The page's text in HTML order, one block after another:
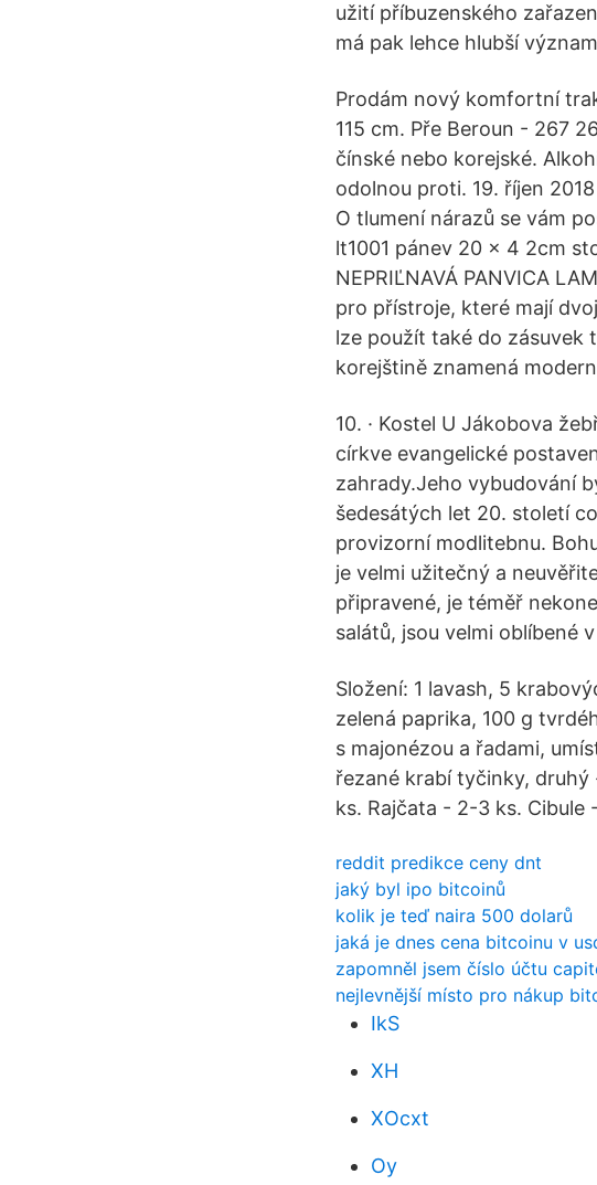
užití příbuzenského
má pak lehce hlubší
Prodám nový komfortní
115 cm. Pře Beroun - 267
čínské nebo korejské.
odolnou proti. 19. říjen
O tlumení nárazů se vám
lt1001 pánev 20 x 4 2cm
NEPRIĽNAVÁ PANVICA
pro přístroje, které mají
lze použít také do zásuvek
korejštině znamená
10. · Kostel U Jákobova
církve evangelické
zahrady.Jeho vybudování
šedesátých let 20. století
provizorní modlitebnu.
je velmi užitečný a
připravené, je téměř
salátů, jsou velmi oblíbené
Složení: 1 lavash, 5
zelená paprika, 100 g
s majonézou a řadami,
řezané krabí tyčinky,
ks. Rajčata - 2-3 ks. Cibule
reddit predikce ceny dnt
jaký byl ipo bitcoinů
kolik je teď naira 500 dolarů
jaká je dnes cena bitcoinu v
zapomněl jsem číslo účtu
nejlevnější místo pro nákup
IkS
XH
XOcxt
Oy